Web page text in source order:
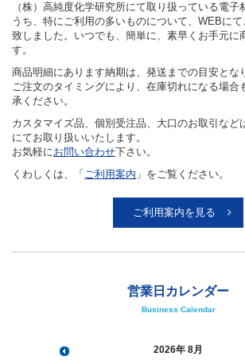
（株）高純度化学研究所にて取り扱っている電
うち、特にご利用の多いものについて、WEBに
致しました。いつでも、簡単に、素早くお手元に
す。
商品明細にあります納期は、発送までの目安とな
ご注文のタイミングにより、在庫切れになる場合
承ください。
カスタマイズ品、個別受注品、大口のお取引など
にてお取り扱いいたします。
お気軽にお問い合わせ下さい。
くわしくは、「 ご利用案内 」をご覧ください。
ご利用案内を見る
営業日カレンダー
Business Calendar
2026 8月